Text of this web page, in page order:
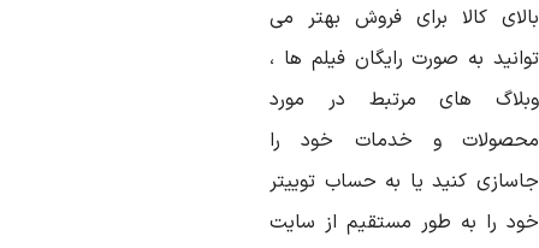
کالا برای فروش بهتر می
به صورت رایگان فیلم ها ،
های مرتبط در مورد
و خدمات خود را
کنید یا به حساب توییتر
را به طور مستقیم از سایت